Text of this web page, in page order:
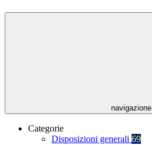
navigazione
Categorie
Disposizioni generali 69